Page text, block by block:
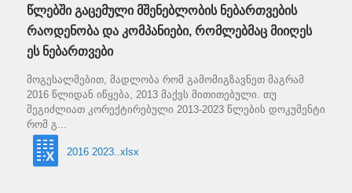
წლებში გაცემული მშენებლობის ნებართვების
რაოდენობა და კომპანიები, რომლებმაც მიიღეს
ეს ნებართვები
მოგესალმებით, მადლობა რომ გამომიგზავნეთ მაგრამ
2016 წლიდან იწყება, 2013 მაქვს მითითებული. თუ
შეგიძლიათ კორექტირებული 2013-2023 წლების დოკუმენტი
რომ გ...
2016 2023..xlsx